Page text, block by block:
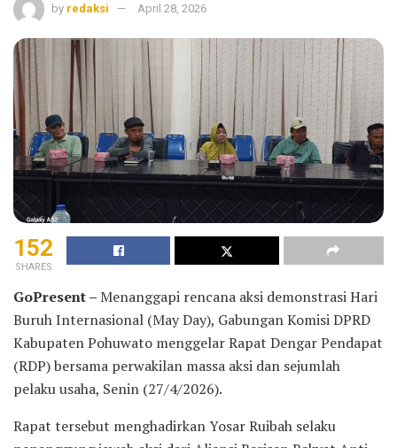
by redaksi April 28, 2026
152
SHARES
GoPresent –Menanggapi rencana aksi demonstrasi Hari
Buruh Internasional (May Day), Gabungan Komisi DPRD
Kabupaten Pohuwato menggelar Rapat Dengar Pendapat
(RDP) bersama perwakilan massa aksi dan sejumlah
pelaku usaha, Senin (27/4/2026).
Rapat tersebut menghadirkan Yosar Ruibah selaku